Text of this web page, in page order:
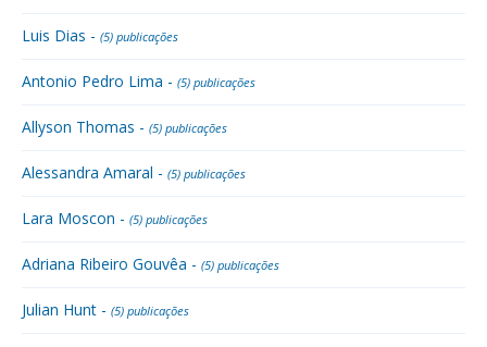
Luis Dias - (5) publicações
Antonio Pedro Lima - (5) publicações
Allyson Thomas - (5) publicações
Alessandra Amaral - (5) publicações
Lara Moscon - (5) publicações
Adriana Ribeiro Gouvêa - (5) publicações
Julian Hunt - (5) publicações